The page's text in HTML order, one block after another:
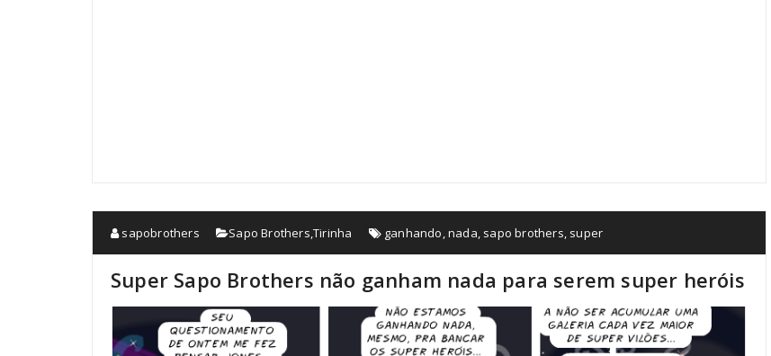
sapobrothers Sapo Brothers,Tirinha ganhando,nada, sapo brothers, super
Super Sapo Brothers não ganham nada para serem super heróis